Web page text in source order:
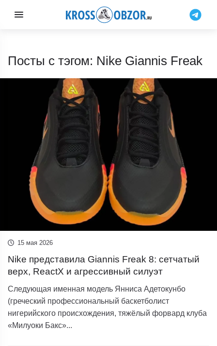
Посты с тэгом: Nike Giannis Freak
15 мая 2026
Nike представила Giannis Freak 8: сетчатый
верх, ReactX и агрессивный силуэт
Следующая именная модель Янниса Адетокунбо
(греческий профессиональный баскетболист
нигерийского происхождения, тяжёлый форвард клуба
«Милуоки Бакс»...